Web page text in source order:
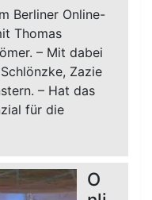
Berliner Online-
Thomas
– Mit dabei
Zazie
– Hat das
für die
O